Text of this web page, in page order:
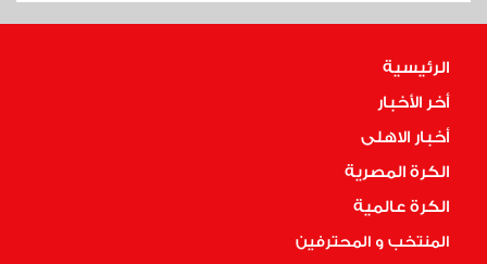
الرئيسية
أخر الأخبار
أخبار الاهلى
الكرة المصرية
الكرة عالمية
المنتخب و المحترفين